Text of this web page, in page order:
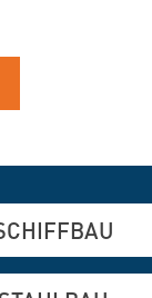
und Stahlfertigung